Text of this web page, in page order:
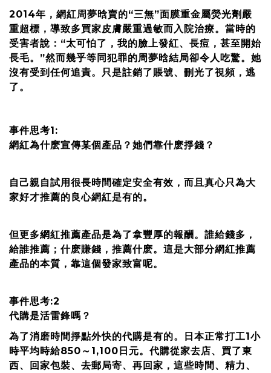
2014年，網紅周夢晗賣的“三無”面膜重金屬熒光劑嚴
重超標，導致多買家皮膚嚴重過敏而入院治療。當時的
受害者說：“太可怕了，我的臉上發紅、長痘，甚至開始
長毛。”然而幾乎等同犯罪的周夢晗結局卻令人吃驚。她
沒有受到任何追責。只是註銷了賬號、刪光了視頻，逃
了。
事件思考1:
網紅為什麽宣傳某個產品？她們靠什麽掙錢？
自己親自試用很長時間確定安全有效，而且真心只為大
家好才推薦的良心網紅是有的。
但更多網紅推薦產品是為了拿豐厚的報酬。誰給錢多，
給誰推薦；什麽賺錢，推薦什麽。這是大部分網紅推薦
產品的本質，靠這個發家致富呢。
事件思考:2
代購是活雷鋒嗎？
為了消磨時間掙點外快的代購是有的。日本正常打工1小
時平均時給850～1,100日元。代購從家去店、買了東
西、回家包裝、去郵局寄、再回家，這些時間、精力、